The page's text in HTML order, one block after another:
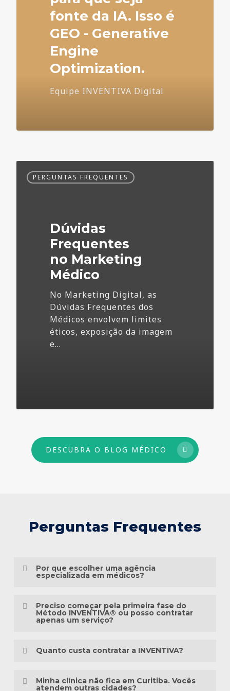
fonte da IA. Isso é
GEO - Generative
Engine
Optimization.
Equipe INVENTIVA Digital
Frequentes
PERGUNTAS FREQUENTES
Dúvidas
Frequentes
no Marketing
Médico
No Marketing Digital, as
Dúvidas Frequentes dos
Médicos envolvem limites
éticos, exposição da imagem
e…
DESCUBRA O BLOG MÉDICO
Perguntas Frequentes
Por que escolher uma agência
especializada em médicos?
mais do que conhecimento em publicidade.
paciente, as particularidades das
como as pessoas pesquisam sintomas,
Preciso começar pela primeira fase do
Método INVENTIVA® ou posso contratar
apenas um serviço?
diferente da sua presença digital. Algumas
Quanto custa contratar a INVENTIVA?
padronizados, porque cada clínica possui
Minha clínica não fica em Curitiba. Vocês
atendem outras cidades?